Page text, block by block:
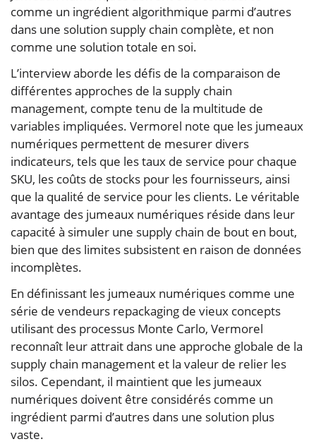
comme un ingrédient algorithmique parmi d’autres
dans une solution supply chain complète, et non
comme une solution totale en soi.
L’interview aborde les défis de la comparaison de
différentes approches de la supply chain
management, compte tenu de la multitude de
variables impliquées. Vermorel note que les jumeaux
numériques permettent de mesurer divers
indicateurs, tels que les taux de service pour chaque
SKU, les coûts de stocks pour les fournisseurs, ainsi
que la qualité de service pour les clients. Le véritable
avantage des jumeaux numériques réside dans leur
capacité à simuler une supply chain de bout en bout,
bien que des limites subsistent en raison de données
incomplètes.
En définissant les jumeaux numériques comme une
série de vendeurs repackaging de vieux concepts
utilisant des processus Monte Carlo, Vermorel
reconnaît leur attrait dans une approche globale de la
supply chain management et la valeur de relier les
silos. Cependant, il maintient que les jumeaux
numériques doivent être considérés comme un
ingrédient parmi d’autres dans une solution plus
vaste.